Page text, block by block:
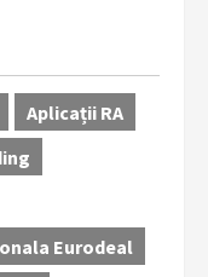
Aplicații RA
Eurodeal